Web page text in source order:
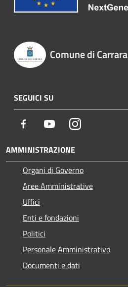
Comune di Carrara
SEGUICI SU
Facebook YoutubeInstagram
AMMINISTRAZIONE
Organi di Governo
Aree Amministrative
Uffici
Enti e fondazioni
Politici
Personale Amministrativo
Documenti e dati